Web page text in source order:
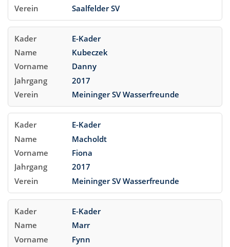
Saalfelder SV
E-Kader
Kubeczek
Danny
2017
Meininger SV Wasserfreunde
E-Kader
Macholdt
Fiona
2017
Meininger SV Wasserfreunde
E-Kader
Marr
Fynn